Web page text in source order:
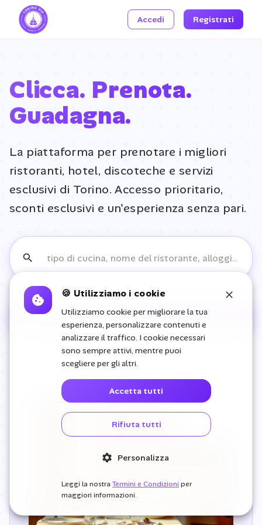
Accedi Registrati
Clicca. Prenota.
Guadagna.
La piattaforma per prenotare i migliori
ristoranti, hotel, discoteche e servizi
esclusivi di Torino. Accesso prioritario,
sconti esclusivi e un'esperienza senza pari.
Iscriviti Gratis
4.9/5
Rating medio
🍪 Utilizziamo i cookie
Utilizziamo cookie per migliorare la tua
esperienza, personalizzare contenuti e
analizzare il traffico. I cookie necessari
sono sempre attivi, mentre puoi
scegliere per gli altri.
Accetta tutti
Rifiuta tutti
Personalizza
Leggi la nostraTermini e Condizioni per
maggiori informazioni.